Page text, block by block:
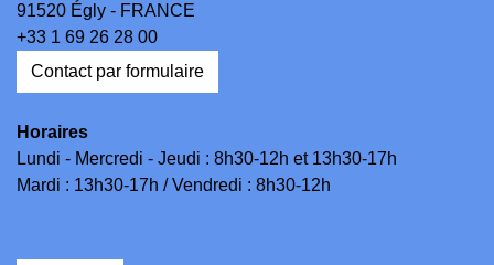
91520 Égly - FRANCE
+33 1 69 26 28 00
Contact par formulaire
Horaires
Lundi - Mercredi - Jeudi : 8h30-12h et 13h30-17h
Mardi : 13h30-17h / Vendredi : 8h30-12h